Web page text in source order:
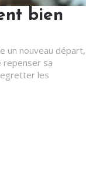
bien
un nouveau départ,
repenser sa
les